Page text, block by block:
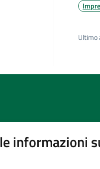
Ultimo
informazioni